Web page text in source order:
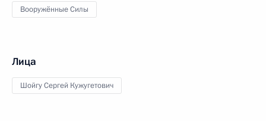
Вооружённые Силы
Лица
Шойгу Сергей Кужугетович